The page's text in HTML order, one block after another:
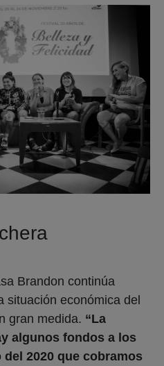
Brandon continúa
situación económica del
gran medida. “La
algunos fondos a los
2020 que cobramos